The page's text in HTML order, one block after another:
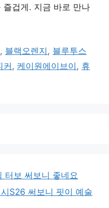
겁게. 지금 바로 만나
, 블랙오렌지 , 블루투스
커, 케이원에이브이 , 휴
터보 써보니 좋네요
S26 써보니 핏이 예술